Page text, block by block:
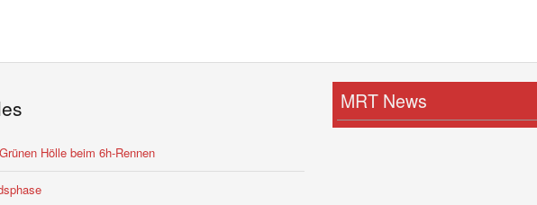
Hölle beim 6h-Rennen
MRT News